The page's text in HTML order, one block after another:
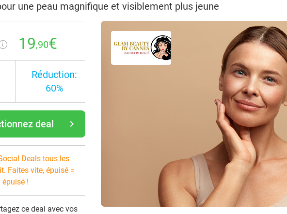
une peau magnifique et visiblement plus jeune
19,90€
Réduction:
60%
navigate_next
deal
Deals tous les
Faites vite, épuisé =
épuisé !
ce deal avec vos